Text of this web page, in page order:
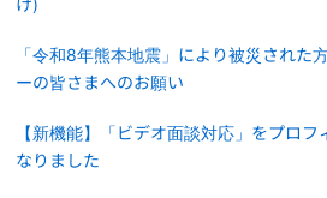
け)
「令和8年熊本地震」により被災された
ーの皆さまへのお願い
【新機能】「ビデオ面談対応」をプロ
なりました